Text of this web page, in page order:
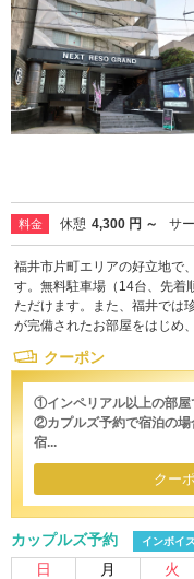
料金 休憩 4,300 円 ～ サ
福井市片町エリアの好立地で
す。無料駐車場（14台、先着
ただけます。また、福井では
が完備されたお部屋をはじめ
クーポン
①インペリアル以上の部
②カプルズ予約で宿泊の場
宿...
クー
カップルズ予約 インボイ
日 月 火